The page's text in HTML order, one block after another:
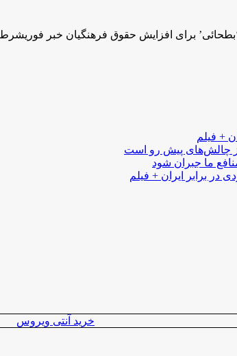
برای افزایش حقوق فرهنگیان خبر
+ فیلم
از چالش‌های پیش رو است
ما جبران شود
در برابر ایران + فیلم
خرید آنتی ویروس